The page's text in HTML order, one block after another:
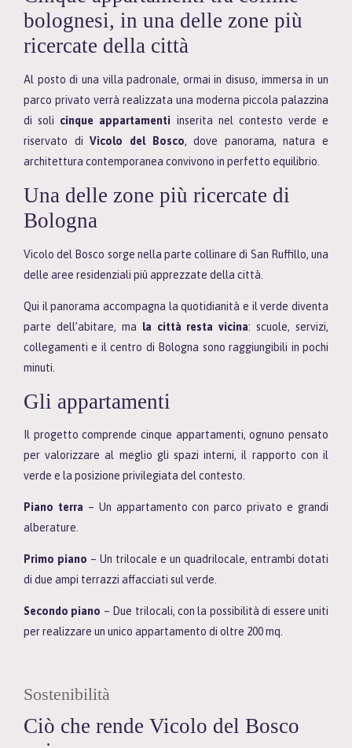
bolognesi, in una delle zone più
ricercate della città
Al posto di una villa padronale, ormai in disuso, immersa in un
parco privato verrà realizzata una moderna piccola palazzina
di soli cinque appartamenti inserita nel contesto verde e
riservato diVicolo del Bosco, dove panorama, natura e
architettura contemporanea convivono in perfetto equilibrio.
Una delle zone più ricercate di
Bologna
Vicolo del Bosco sorge nella parte collinare di San Ruffillo, una
delle aree residenziali più apprezzate della città.
Qui il panorama accompagna la quotidianità e il verde diventa
parte dell’abitare, ma la città resta vicina: scuole, servizi,
collegamenti e il centro di Bologna sono raggiungibili in pochi
minuti.
Gli appartamenti
Il progetto comprende cinque appartamenti, ognuno pensato
per valorizzare al meglio gli spazi interni, il rapporto con il
verde e la posizione privilegiata del contesto.
Piano terra – Un appartamento con parco privato e grandi
alberature.
Primo piano – Un trilocale e un quadrilocale, entrambi dotati
di due ampi terrazzi affacciati sul verde.
Secondo piano – Due trilocali, con la possibilità di essere uniti
per realizzare un unico appartamento di oltre 200 mq.
Sostenibilità
Ciò che rende Vicolo del Bosco